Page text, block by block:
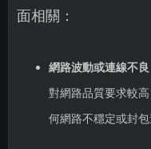
面相關：
網路波動或連線不良
對網路品質要求較
何網路不穩定或封包